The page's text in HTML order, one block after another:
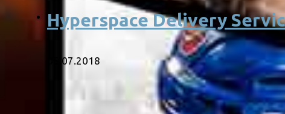
Hyperspace Delivery
05.07.2018